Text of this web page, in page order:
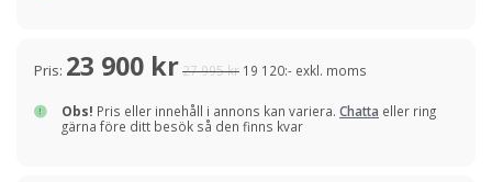
Pris: 23 900 kr27 995 kr 19 120:- exkl. moms
Obs! Pris eller innehåll i annons kan variera. Chatta eller ring
gärna före ditt besök så den finns kvar